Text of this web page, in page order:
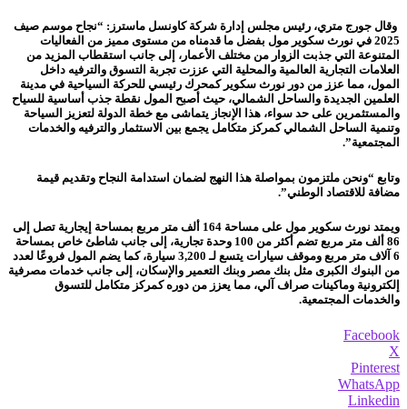
وقال جورج متري، رئيس مجلس إدارة شركة كاونسل ماسترز: “نجاح موسم صيف
2025 في نورث سكوير مول بفضل ما قدمناه من مستوى مميز من الفعاليات
المتنوعة التي جذبت الزوار من مختلف الأعمار، إلى جانب استقطاب المزيد من
العلامات التجارية العالمية والمحلية التي عززت تجربة التسوق والترفيه داخل
المول، مما عزز من دور نورث سكوير كمحرك رئيسي للحركة السياحية في مدينة
العلمين الجديدة والساحل الشمالي، حيث أصبح المول نقطة جذب أساسية للسياح
والمستثمرين على حد سواء، هذا الإنجاز يتماشى مع خطة الدولة لتعزيز السياحة
وتنمية الساحل الشمالي كمركز متكامل يجمع بين الاستثمار والترفيه والخدمات
المجتمعية”.
وتابع “ونحن ملتزمون بمواصلة هذا النهج لضمان استدامة النجاح وتقديم قيمة
مضافة للاقتصاد الوطني”.
ويمتد نورث سكوير مول على مساحة 164 ألف متر مربع بمساحة إيجارية تصل إلى
86 ألف متر مربع تضم أكثر من 100 وحدة تجارية، إلى جانب شاطئ خاص بمساحة
6 آلاف متر مربع وموقف سيارات يتسع لـ 3,200 سيارة، كما يضم المول فروعًا لعدد
من البنوك الكبرى مثل بنك مصر وبنك التعمير والإسكان، إلى جانب خدمات مصرفية
إلكترونية وماكينات صراف آلي، مما يعزز من دوره كمركز متكامل للتسوق
والخدمات المجتمعية.
Facebook
X
Pinterest
WhatsApp
Linkedin